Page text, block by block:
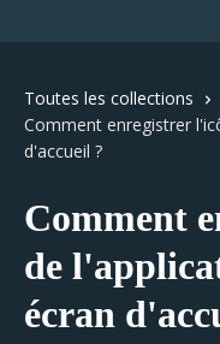
Toutes les collections
Comment enregistrer
d'accueil ?
Comment
de
écran